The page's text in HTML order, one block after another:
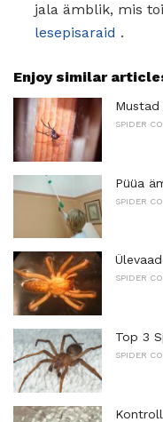
jala ämblik, mis
lesepisaraid .
Enjoy similar
Mustad
SPIDER
Püüa
SPIDER
SPIDER
Top 3
SPIDER